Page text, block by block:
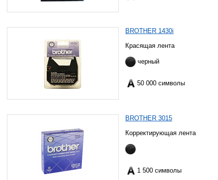
BROTHER 1430i
Красящая лента
черный
50 000 символы
BROTHER 3015
Корректирующая лента
1 500 символы